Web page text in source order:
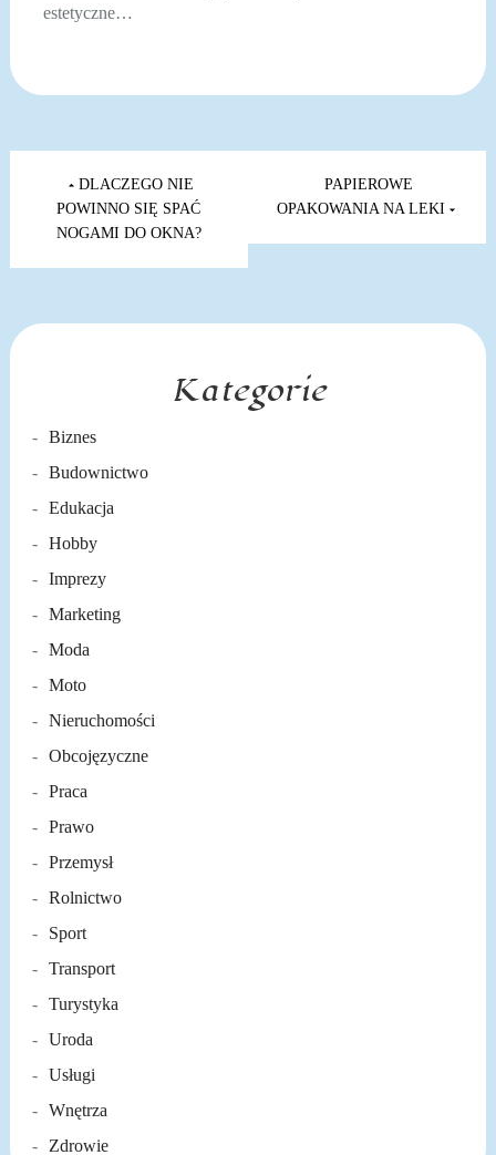
estetyczne…
Nawigacja
wpisuDLACZEGO NIE
POWINNO SIĘ SPAĆ
NOGAMI DO OKNA?
PAPIEROWE
OPAKOWANIA NA LEKI
Kategorie
Biznes
Budownictwo
Edukacja
Hobby
Imprezy
Marketing
Moda
Moto
Nieruchomości
Obcojęzyczne
Praca
Prawo
Przemysł
Rolnictwo
Sport
Transport
Turystyka
Uroda
Usługi
Wnętrza
Zdrowie